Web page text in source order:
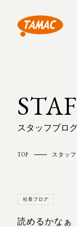
スタッフブロ
TOP スタッ
社長ブログ
読めるかなぁ